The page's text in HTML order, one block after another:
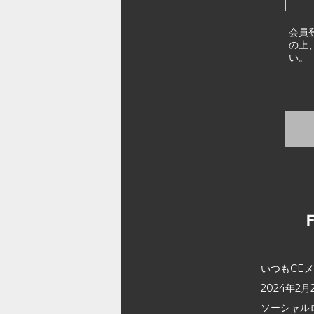
会員
の上
い。
いつもCE
2024年2月
ソーシャ